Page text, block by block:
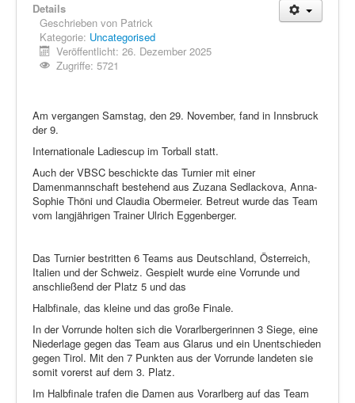
Details
Geschrieben von Patrick
Kategorie: Uncategorised
Veröffentlicht: 26. Dezember 2025
Zugriffe: 5721
Am vergangen Samstag, den 29. November, fand in Innsbruck
der 9.
Internationale Ladiescup im Torball statt.
Auch der VBSC beschickte das Turnier mit einer
Damenmannschaft bestehend aus Zuzana Sedlackova, Anna-
Sophie Thöni und Claudia Obermeier. Betreut wurde das Team
vom langjährigen Trainer Ulrich Eggenberger.
Das Turnier bestritten 6 Teams aus Deutschland, Österreich,
Italien und der Schweiz. Gespielt wurde eine Vorrunde und
anschließend der Platz 5 und das
Halbfinale, das kleine und das große Finale.
In der Vorrunde holten sich die Vorarlbergerinnen 3 Siege, eine
Niederlage gegen das Team aus Glarus und ein Unentschieden
gegen Tirol. Mit den 7 Punkten aus der Vorrunde landeten sie
somit vorerst auf dem 3. Platz.
Im Halbfinale trafen die Damen aus Vorarlberg auf das Team